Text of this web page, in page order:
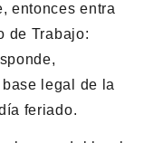
entonces entra
de Trabajo:
legal de la
feriado.